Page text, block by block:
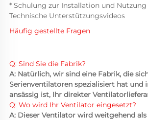
* Schulung zur Installation und
Technische Unterstützungsvideos
Häufig gestellte Fragen
Q: Sind Sie die Fabrik?
A: Natürlich, wir sind eine Fabrik, die
Serienventilatoren spezialisiert hat und
ansässig ist, Ihr direkter
Q: Wo wird Ihr Ventilator eingesetzt?
A: Dieser Ventilator wird weitgehend